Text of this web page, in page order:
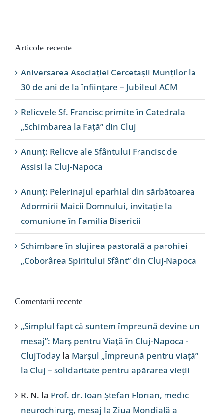
Articole recente
Aniversarea Asociației Cercetașii Munților la
30 de ani de la înființare – Jubileul ACM
Relicvele Sf. Francisc primite în Catedrala
„Schimbarea la Față” din Cluj
Anunț: Relicve ale Sfântului Francisc de
Assisi la Cluj-Napoca
Anunț: Pelerinajul eparhial din sărbătoarea
Adormirii Maicii Domnului, invitație la
comuniune în Familia Bisericii
Schimbare în slujirea pastorală a parohiei
„Coborârea Spiritului Sfânt” din Cluj-Napoca
Comentarii recente
„Simplul fapt că suntem împreună devine un
mesaj”: Marș pentru Viață în Cluj-Napoca -
ClujToday la Marșul „Împreună pentru viață”
la Cluj – solidaritate pentru apărarea vieții
R. N. la Prof. dr. Ioan Ștefan Florian, medic
neurochirurg, mesaj la Ziua Mondială a